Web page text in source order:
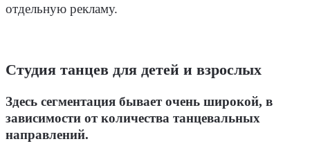
отдельную рекламу.
Студия танцев для детей и взрослых
Здесь сегментация бывает очень широкой, в
зависимости от количества танцевальных
направлений.